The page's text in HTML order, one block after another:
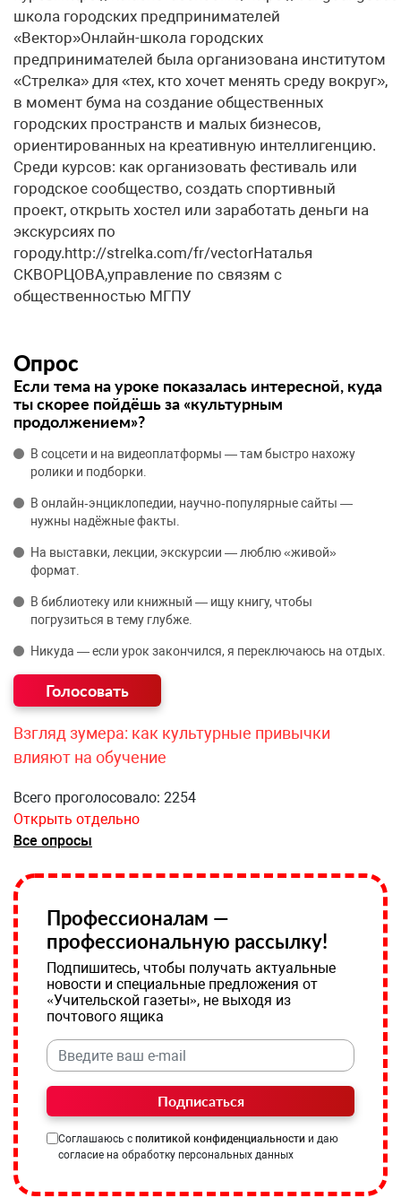
школа городских предпринимателей
«Вектор»Онлайн-школа городских
предпринимателей была организована институтом
«Стрелка» для «тех, кто хочет менять среду вокруг»,
в момент бума на создание общественных
городских пространств и малых бизнесов,
ориентированных на креативную интеллигенцию.
Среди курсов: как организовать фестиваль или
городское сообщество, создать спортивный
проект, открыть хостел или заработать деньги на
экскурсиях по
городу.http://strelka.com/fr/vectorНаталья
СКВОРЦОВА,управление по связям с
общественностью МГПУ
Опрос
Если тема на уроке показалась интересной, куда
ты скорее пойдёшь за «культурным
продолжением»?
В соцсети и на видеоплатформы — там быстро нахожу
ролики и подборки.
В онлайн‑энциклопедии, научно‑популярные сайты —
нужны надёжные факты.
На выставки, лекции, экскурсии — люблю «живой»
формат.
В библиотеку или книжный — ищу книгу, чтобы
погрузиться в тему глубже.
Никуда — если урок закончился, я переключаюсь на отдых.
Взгляд зумера: как культурные привычки
влияют на обучение
Всего проголосовало: 2254
Открыть отдельно
Все опросы
Профессионалам —
профессиональную рассылку!
Подпишитесь, чтобы получать актуальные
новости и специальные предложения от
«Учительской газеты», не выходя из
почтового ящика
Подписаться
Соглашаюсь с политикой конфиденциальности и даю
согласие на обработку персональных данных